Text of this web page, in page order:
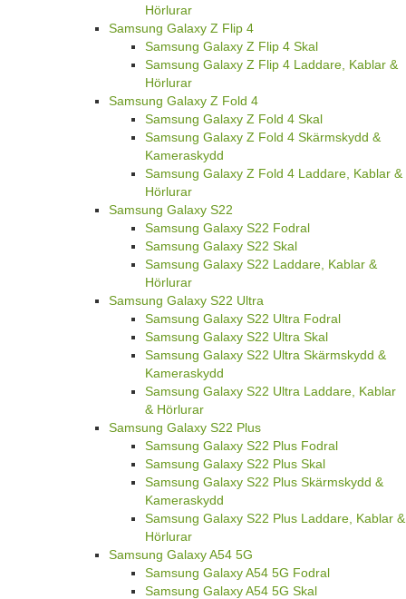
Hörlurar
Samsung Galaxy Z Flip 4
Samsung Galaxy Z Flip 4 Skal
Samsung Galaxy Z Flip 4 Laddare, Kablar &
Hörlurar
Samsung Galaxy Z Fold 4
Samsung Galaxy Z Fold 4 Skal
Samsung Galaxy Z Fold 4 Skärmskydd &
Kameraskydd
Samsung Galaxy Z Fold 4 Laddare, Kablar &
Hörlurar
Samsung Galaxy S22
Samsung Galaxy S22 Fodral
Samsung Galaxy S22 Skal
Samsung Galaxy S22 Laddare, Kablar &
Hörlurar
Samsung Galaxy S22 Ultra
Samsung Galaxy S22 Ultra Fodral
Samsung Galaxy S22 Ultra Skal
Samsung Galaxy S22 Ultra Skärmskydd &
Kameraskydd
Samsung Galaxy S22 Ultra Laddare, Kablar
& Hörlurar
Samsung Galaxy S22 Plus
Samsung Galaxy S22 Plus Fodral
Samsung Galaxy S22 Plus Skal
Samsung Galaxy S22 Plus Skärmskydd &
Kameraskydd
Samsung Galaxy S22 Plus Laddare, Kablar &
Hörlurar
Samsung Galaxy A54 5G
Samsung Galaxy A54 5G Fodral
Samsung Galaxy A54 5G Skal